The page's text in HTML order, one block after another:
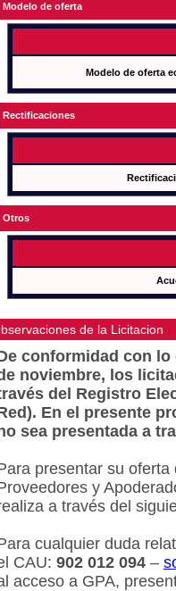
Modelo de oferta
Modelo de oferta
Rectificaciones
Otros
de la Licitacion
conformidad con lo
noviembre, los
del Registro
En el presente
sea presentada a
presentar su
y
a través del
cualquier duda
CAU: 902 012 094 –
acceso a GPA,